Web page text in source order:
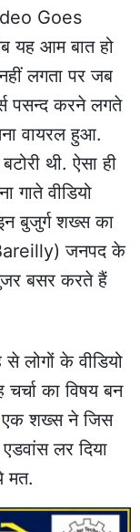
Goes
यह आम बात हो
लगता पर जब
पसन्द करने लगते
वायरल हुआ.
थी. ऐसा ही
वीडियो
बुजुर्ग शख्स का
जनपद के
बसर करते हैं
लोगों के वीडियो
का विषय बन
एक शख्स ने जिस
लर दिया
मत.